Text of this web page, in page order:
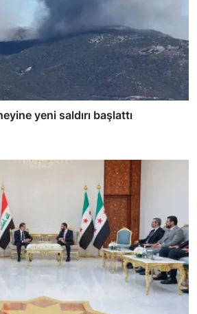
yeni saldırı başlattı